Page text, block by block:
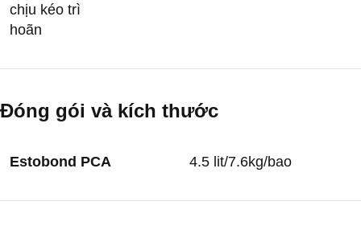
chịu kéo trì
hoãn
Đóng gói và kích thước
Estobond PCA 4.5 lit/7.6kg/bao